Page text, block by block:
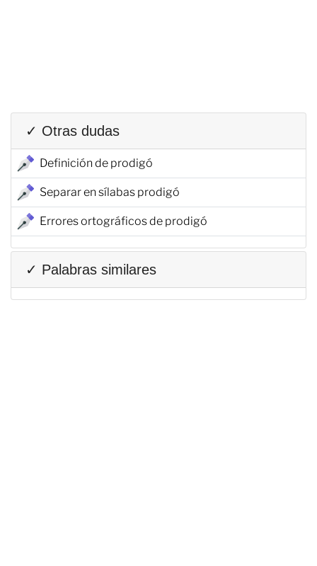
✓ Otras dudas
Definición de prodigó
Separar en sílabas prodigó
Errores ortográficos de prodigó
✓ Palabras similares